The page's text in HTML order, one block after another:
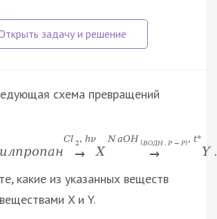
схема превращений
илпропан
Cl 2 , hν
→ X
NaOH ( ВОДН Р − Р) , t°
→ Y
какие из указанных веществ
X и Y.